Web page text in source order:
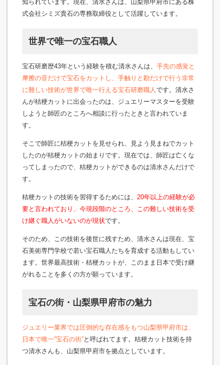
知られています。現在、清水さんは、山梨県甲府市にある株
式会社シミズ貴石の専務取締役として活躍しています。
世界で唯一の宝石職人
宝石研磨歴43年という経験を積む清水さんは、 手先の感覚と
摩擦の音だけで宝石をカットし、手触りと勘だけで行う非常
に難しい技術が世界で唯一行える宝石研磨職人です。清水さ
んが桔梗カットに出会ったのは、ジュエリーマスターを受験
しようと師匠のところへ相談に行ったときと言われていま
す。
そこで師匠に桔梗カットを見せられ、見よう見まねでカット
したのが桔梗カットの始まりです。現在では、師匠は亡くな
ってしまったので、桔梗カットができるのは清水さんだけで
す。
桔梗カットの技術を習得するためには、 20年以上の経験が必
要と言われており、今現段階のところ、この難しい技術を受
け継ぐ職人がいないのが現状です。
そのため、この技術を後世に残すため、清水さんは現在、宝
石美術専門学校で若い宝石職人たちを育成する活動もしてい
ます。世界最高技術・桔梗カットが、このまま日本で受け継
がれることを多くの方が願っています。
宝石の街・山梨県甲府市の魅力
ジュエリー業界では圧倒的な存在感をもつ山梨県甲府市は、
日本で唯一”宝石の街”と呼ばれてます。桔梗カット技術を持
つ清水さんも、山梨県甲府市を拠点としています。